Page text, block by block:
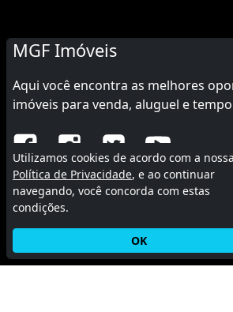
MGF Imóveis
Aqui você encontra as melhores
imóveis para venda, aluguel e
© 2015 - 2026 MGF
Política de
Utilizamos cookies de acordo com a nossa
Política de Privacidade, e ao continuar
navegando, você concorda com estas
condições.
OK